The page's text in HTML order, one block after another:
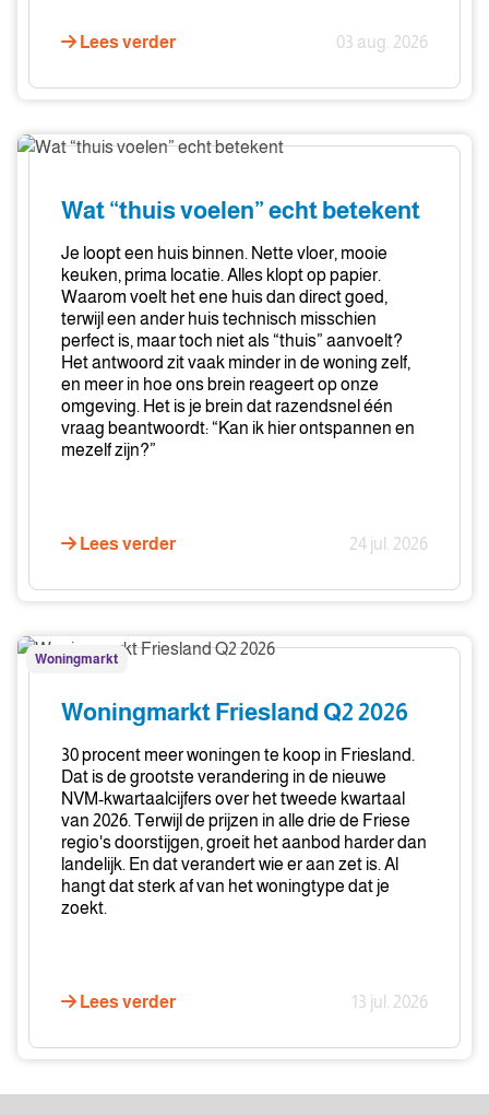
Lees verder 03 aug. 2026
Wat
voelen”
betekent
Wat “thuis voelen” echt betekent
Je loopt een huis binnen. Nette vloer, mooie
keuken, prima locatie. Alles klopt op papier.
Waarom voelt het ene huis dan direct goed,
terwijl een ander huis technisch misschien
perfect is, maar toch niet als “thuis” aanvoelt?
Het antwoord zit vaak minder in de woning zelf,
en meer in hoe ons brein reageert op onze
omgeving. Het is je brein dat razendsnel één
vraag beantwoordt: “Kan ik hier ontspannen en
mezelf zijn?”
Lees verder 24 jul. 2026
Woningmarkt
Friesland
Woningmarkt
Woningmarkt Friesland Q2 2026
30 procent meer woningen te koop in Friesland.
Dat is de grootste verandering in de nieuwe
NVM-kwartaalcijfers over het tweede kwartaal
van 2026. Terwijl de prijzen in alle drie de Friese
regio's doorstijgen, groeit het aanbod harder dan
landelijk. En dat verandert wie er aan zet is. Al
hangt dat sterk af van het woningtype dat je
zoekt.
Lees verder 13 jul. 2026